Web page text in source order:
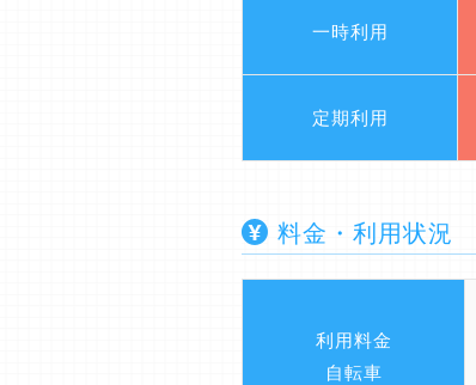
一時利用
定期利用
料金・利用状況
利用料金
自転車